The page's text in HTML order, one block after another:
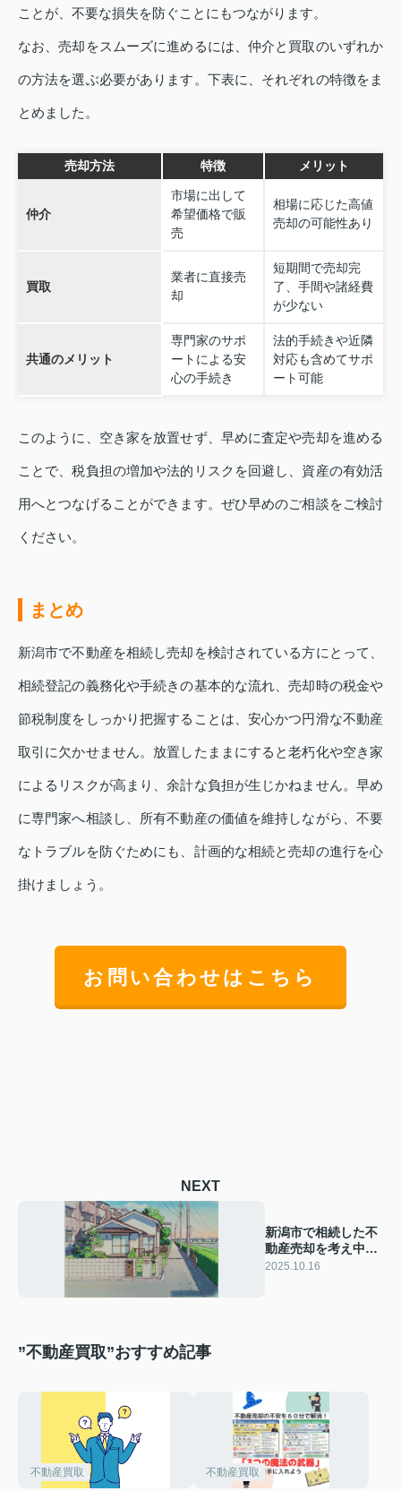
ことが、不要な損失を防ぐことにもつながります。
なお、売却をスムーズに進めるには、仲介と買取のいずれか
の方法を選ぶ必要があります。下表に、それぞれの特徴をま
とめました。
売却方法 特徴 メリット
仲介
市場に出して
希望価格で販
売
相場に応じた高値
売却の可能性あり
買取
業者に直接売
却
短期間で売却完
了、手間や諸経費
が少ない
共通のメリット
専門家のサポ
ートによる安
心の手続き
法的手続きや近隣
対応も含めてサポ
ート可能
このように、空き家を放置せず、早めに査定や売却を進める
ことで、税負担の増加や法的リスクを回避し、資産の有効活
用へとつなげることができます。ぜひ早めのご相談をご検討
ください。
まとめ
新潟市で不動産を相続し売却を検討されている方にとって、
相続登記の義務化や手続きの基本的な流れ、売却時の税金や
節税制度をしっかり把握することは、安心かつ円滑な不動産
取引に欠かせません。放置したままにすると老朽化や空き家
によるリスクが高まり、余計な負担が生じかねません。早め
に専門家へ相談し、所有不動産の価値を維持しながら、不要
なトラブルを防ぐためにも、計画的な相続と売却の進行を心
掛けましょう。
お問い合わせはこちら
NEXT
新潟市で相続した不
動産売却を考え中？
方法と手続きの流れ
2025.10.16
”不動産買取”おすすめ記事
不動産買取 不動産買取